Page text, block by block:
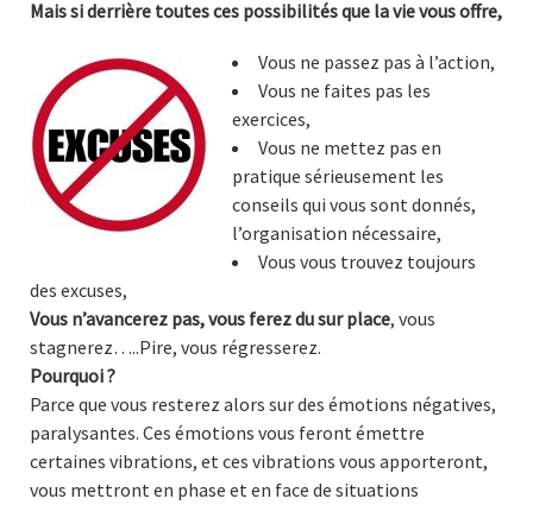
Mais si derrière toutes ces possibilités que la vie vous offre,
Vous ne passez pas à l’action,
Vous ne faites pas les
exercices,
Vous ne mettez pas en
pratique sérieusement les
conseils qui vous sont donnés,
l’organisation nécessaire,
Vous vous trouvez toujours
des excuses,
Vous n’avancerez pas, vous ferez du sur place, vous
stagnerez…..Pire, vous régresserez.
Pourquoi ?
Parce que vous resterez alors sur des émotions négatives,
paralysantes. Ces émotions vous feront émettre
certaines vibrations, et ces vibrations vous apporteront,
vous mettront en phase et en face de situations